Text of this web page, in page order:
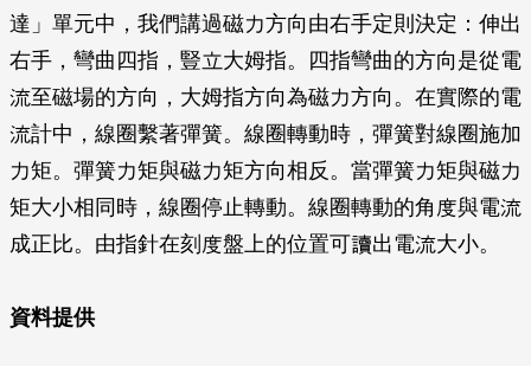
達」單元中，我們講過磁力方向由右手定則決定：伸出
右手，­彎曲四指，豎立大姆指。四指彎曲的方向是從電
流至磁場的方向，大姆指方向為磁力方向。­在實際的電
流計中，線圈繫著彈簧。線圈轉動時，彈簧對線圈施加
力矩。彈簧力矩與磁力矩­方向相反。當彈簧力矩與磁力
矩大小相同時，線圈停止轉動。線圈轉動的角度與電流
成正比­。由指針在刻度盤上的位置可讀出電流大小。
資料提供